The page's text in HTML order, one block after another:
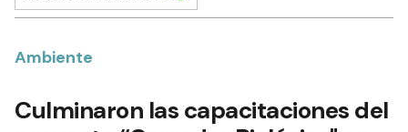
Ambiente
Culminaron las capacitaciones del